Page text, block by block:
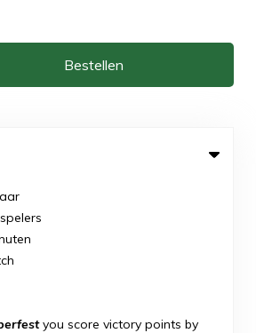
Bestellen
you score victory points by